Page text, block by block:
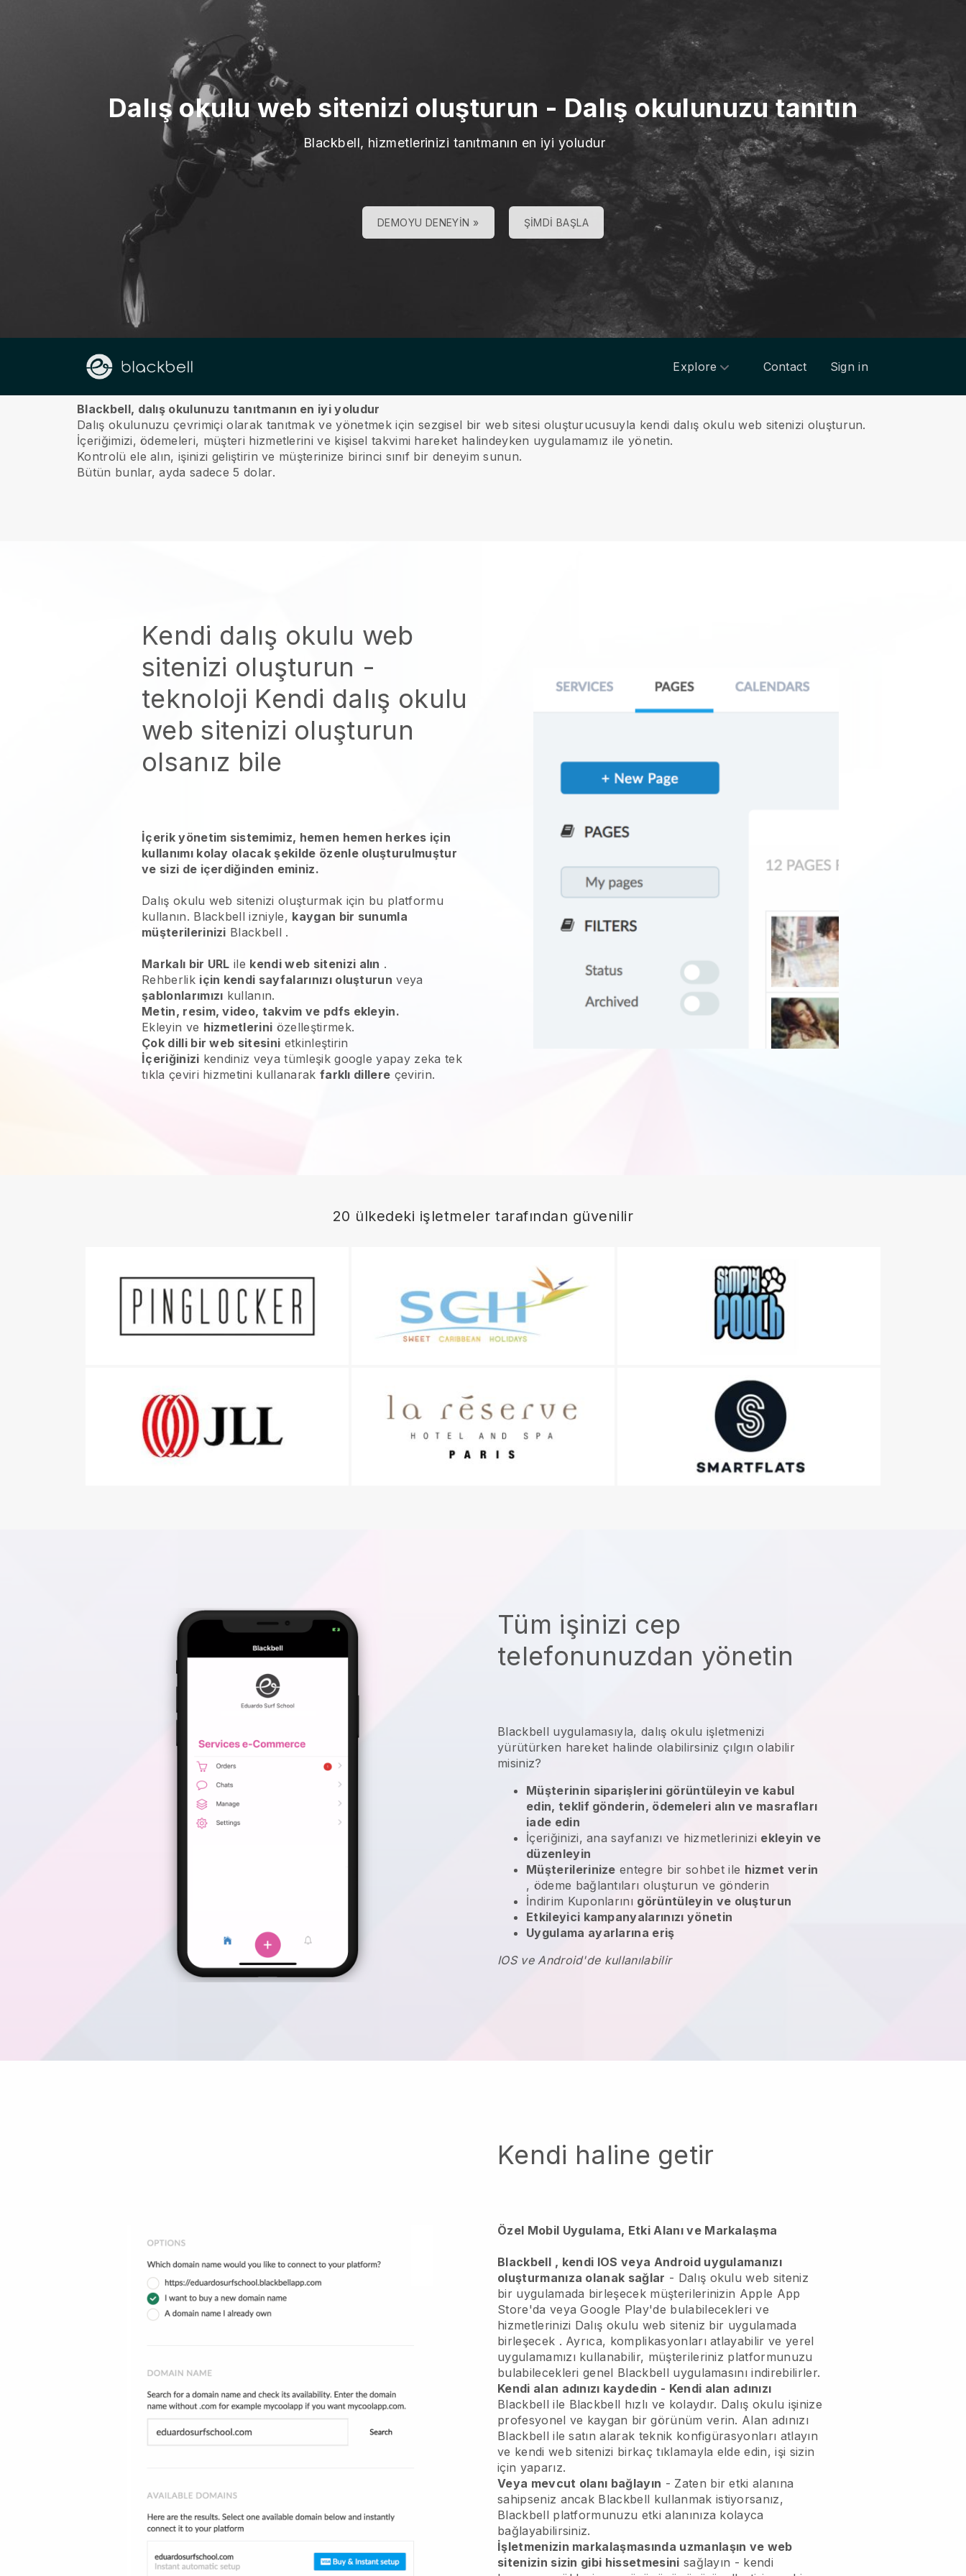
Dalış okulu web sitenizi oluşturun - Dalış okulunuzu tanıtın
Blackbell, hizmetlerinizi tanıtmanın en iyi yoludur
DEMOYU DENEYIN » ŞIMDI BAŞLA
Explore Contact Sign in
Hakkımızda
Blackbell, dalış okulunuzu tanıtmanın en iyi yoludur
Dalış okulunuzu çevrimiçi olarak tanıtmak ve yönetmek için sezgisel bir web sitesi oluşturucusuyla kendi dalış okulu web sitenizi oluşturun.
İçeriğimizi, ödemeleri, müşteri hizmetlerini ve kişisel takvimi hareket halindeyken uygulamamız ile yönetin.
Kontrolü ele alın, işinizi geliştirin ve müşterinize birinci sınıf bir deneyim sunun.
Bütün bunlar, ayda sadece 5 dolar.
Kendi dalış okulu web
sitenizi oluşturun -
teknoloji Kendi dalış okulu
web sitenizi oluşturun
olsanız bile
İçerik yönetim sistemimiz, hemen hemen herkes için
kullanımı kolay olacak şekilde özenle oluşturulmuştur
ve sizi de içerdiğinden eminiz.
Dalış okulu web sitenizi oluşturmak için bu platformu
kullanın. Blackbell izniyle, kaygan bir sunumla
müşterilerinizi Blackbell .
Markalı bir URL ile kendi web sitenizi alın .
Rehberlik için kendi sayfalarınızı oluşturun veya
şablonlarımızı kullanın.
Metin, resim, video, takvim ve pdfs ekleyin.
Ekleyin ve hizmetlerini özelleştirmek.
Çok dilli bir web sitesini etkinleştirin
İçeriğinizi kendiniz veya tümleşik google yapay zeka tek
tıkla çeviri hizmetini kullanarak farklı dillere çevirin.
20 ülkedeki işletmeler tarafından güvenilir
Tüm işinizi cep
telefonunuzdan yönetin
Blackbell uygulamasıyla,dalış okulu işletmenizi
yürütürken hareket halinde olabilirsiniz çılgın olabilir
misiniz?
Müşterinin siparişlerini görüntüleyin ve kabul
edin, teklif gönderin, ödemeleri alın ve masrafları
iade edin
İçeriğinizi, ana sayfanızı ve hizmetlerinizi ekleyin ve
düzenleyin
Müşterilerinize entegre bir sohbet ile hizmet verin
, ödeme bağlantıları oluşturun ve gönderin
İndirim Kuponlarını görüntüleyin ve oluşturun
Etkileyici kampanyalarınızı yönetin
Uygulama ayarlarına eriş
IOS ve Android'de kullanılabilir
Kendi haline getir
Özel Mobil Uygulama, Etki Alanı ve Markalaşma
Blackbell , kendi IOS veya Android uygulamanızı
oluşturmanıza olanak sağlar - Dalış okulu web siteniz
bir uygulamada birleşecek müşterilerinizin Apple App
Store'da veya Google Play'de bulabilecekleri ve
hizmetlerinizi Dalış okulu web siteniz bir uygulamada
birleşecek . Ayrıca, komplikasyonları atlayabilir ve yerel
uygulamamızı kullanabilir, müşterileriniz platformunuzu
bulabilecekleri genel Blackbell uygulamasını indirebilirler.
Kendi alan adınızı kaydedin - Kendi alan adınızı
Blackbell ile Blackbell hızlı ve kolaydır. Dalış okulu işinize
profesyonel ve kaygan bir görünüm verin. Alan adınızı
Blackbell ile satın alarak teknik konfigürasyonları atlayın
ve kendi web sitenizi birkaç tıklamayla elde edin, işi sizin
için yaparız.
Veya mevcut olanı bağlayın - Zaten bir etki alanına
sahipseniz ancak Blackbell kullanmak istiyorsanız,
Blackbell platformunuzu etki alanınıza kolayca
bağlayabilirsiniz.
İşletmenizin markalaşmasında uzmanlaşın ve web
sitenizin sizin gibi hissetmesini sağlayın - kendi